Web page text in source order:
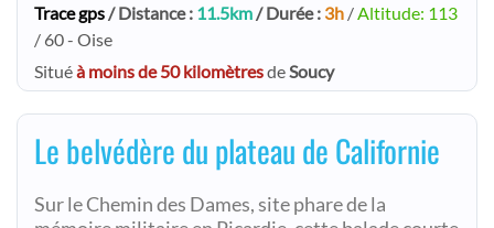
Trace gps/ Distance : 11.5km/ Durée : 3h /Altitude: 113
/ 60 - Oise
Situéà moins de 50 kilomètresdeSoucy
Le belvédère du plateau de Californie
Sur le Chemin des Dames, site phare de la